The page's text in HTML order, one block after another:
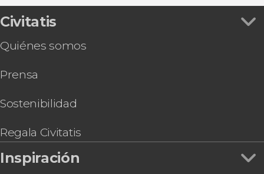
Civitatis
Quiénes somos
Prensa
Sostenibilidad
Regala Civitatis
Inspiración